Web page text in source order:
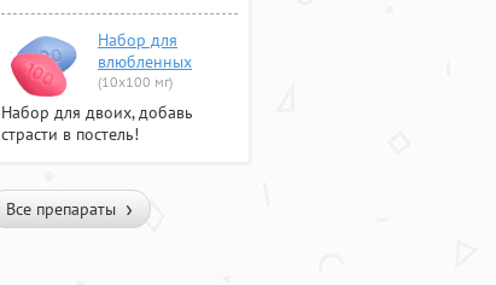
Набор для
влюбленных
(10х100 мг)
Набор для двоих, добавь
страсти в постель!
Все препараты